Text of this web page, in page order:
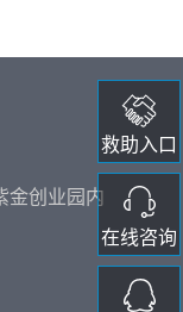
救助入口
在线咨询
金创业园内